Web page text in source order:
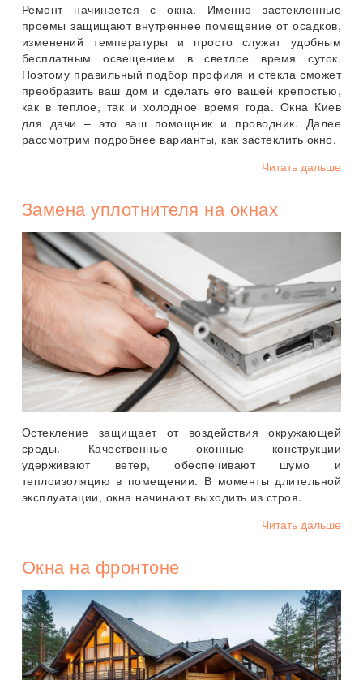
Ремонт начинается с окна. Именно застекленные
проемы защищают внутреннее помещение от осадков,
изменений температуры и просто служат удобным
бесплатным освещением в светлое время суток.
Поэтому правильный подбор профиля и стекла сможет
преобразить ваш дом и сделать его вашей крепостью,
как в теплое, так и холодное время года. Окна Киев
для дачи – это ваш помощник и проводник. Далее
рассмотрим подробнее варианты, как застеклить окно.
Читать дальше
Замена уплотнителя на окнах
Остекление защищает от воздействия окружающей
среды. Качественные оконные конструкции
удерживают ветер, обеспечивают шумо и
теплоизоляцию в помещении. В моменты длительной
эксплуатации, окна начинают выходить из строя.
Читать дальше
Окна на фронтоне